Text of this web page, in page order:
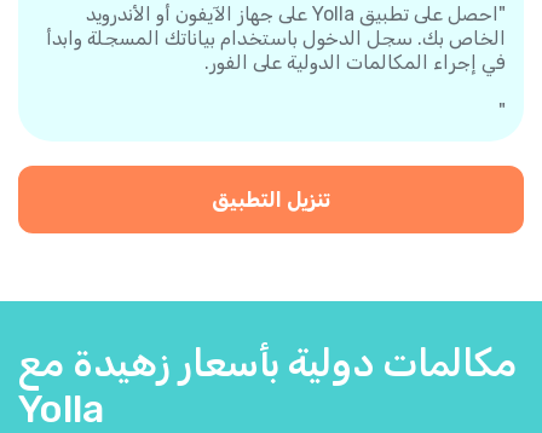
"احصل على تطبيق Yolla على جهاز الآيفون أو الأندرويد
الخاص بك. سجل الدخول باستخدام بياناتك المسجلة وابدأ
في إجراء المكالمات الدولية على الفور.
"
تنزيل التطبيق
مكالمات دولية بأسعار زهيدة مع
Yolla